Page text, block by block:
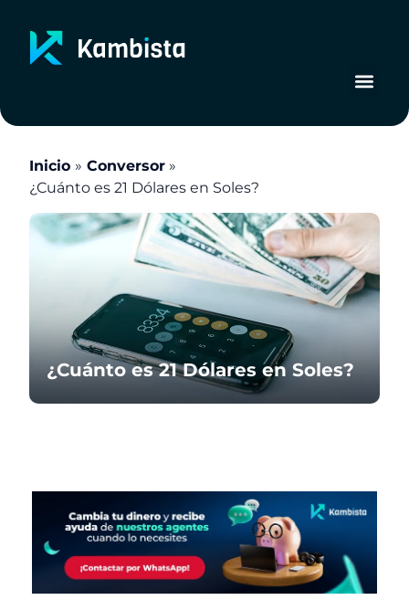
contenido
Inicio
Conversor
¿Cuánto es 21 Dólares en Soles?
¿Cuánto es 21 Dólares en Soles?